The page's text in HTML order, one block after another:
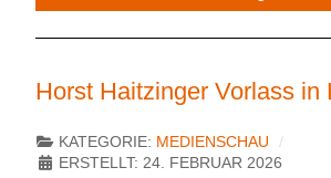
Horst Haitzinger Vorlass in
KATEGORIE: MEDIENSCHAU
ERSTELLT: 24. FEBRUAR 2026